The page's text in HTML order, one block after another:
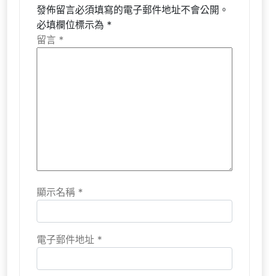
發佈留言必須填寫的電子郵件地址不會公開。
必填欄位標示為 *
留言 *
顯示名稱 *
電子郵件地址 *